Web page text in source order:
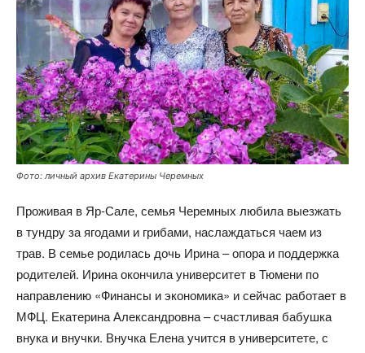
Фото: личный архив Екатерины Черемных
Проживая в Яр-Сале, семья Черемных любила выезжать
в тундру за ягодами и грибами, наслаждаться чаем из
трав. В семье родилась дочь Ирина – опора и поддержка
родителей. Ирина окончила университет в Тюмени по
направлению «Финансы и экономика» и сейчас работает в
МФЦ. Екатерина Александровна – счастливая бабушка
внука и внучки. Внучка Елена учится в университете, с